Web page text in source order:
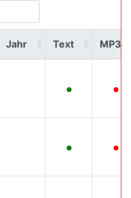
Jahr Text MP3